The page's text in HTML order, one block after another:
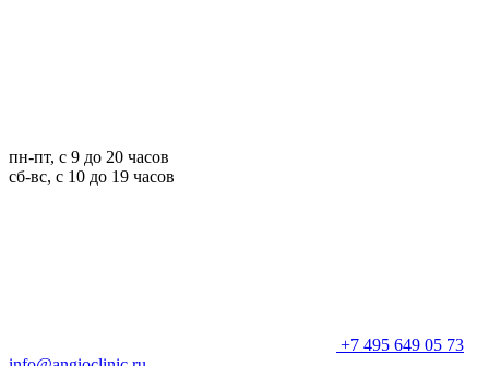
пн-пт, с 9 до 20 часов
сб-вс, с 10 до 19 часов
+7 495 649 05 73